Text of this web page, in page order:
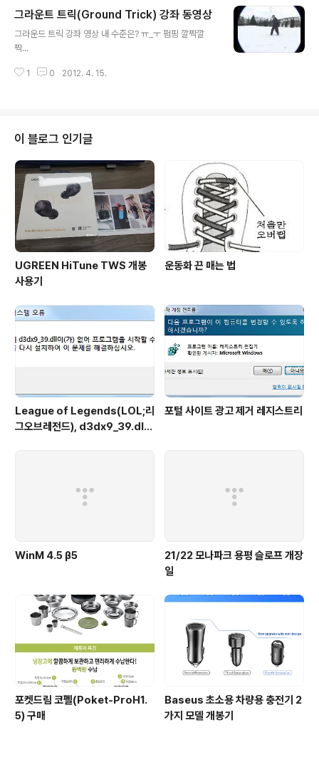
한 수량 이외엔 시즌 내 추가 제작을 하지 않고 둘째, 모든
데크는 수작업으로 생산하며 셋째, 타사와는 다르게 상당
히 긴 워런티(3년), 자신들이 만든 제품에 대해선 그만큼
다. 대량 생산을 목표로 하지도 않으며, 큰 돈을 벌어야 한
그라운트 트릭(Ground Trick) 강좌 동영상
그라운드 트릭 강좌 영상 내 수준은? ㅠ_ㅜ 펌핑 깔짝깔
짝...
1 0 2012. 4. 15.
이 블로그 인기글
UGREEN HiTune TWS 개봉
사용기
운동화 끈 매는 법
League of Legends(LOL;리
그오브레전드), d3dx9_39.dll
포털 사이트 광고 제거 레지스트리
WinM 4.5 β5
21/22 모나파크 용평 슬로프 개장
일
포켓드림 코펠(Poket-ProH1.
5) 구매
Baseus 초소용 차량용 충전기 2
가지 모델 개봉기